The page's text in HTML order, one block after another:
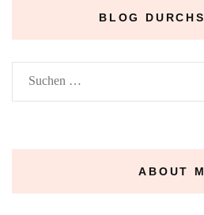
BLOG
Suchen
nach:
ABOUT